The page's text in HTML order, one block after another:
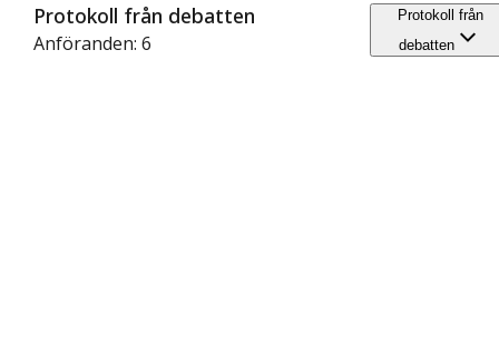
Protokoll från debatten
Anföranden: 6
Protokoll från
debatten